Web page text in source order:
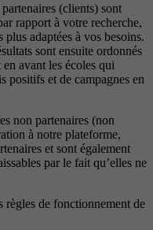
(clients) sont
rapport à votre recherche,
adaptées à vos besoins.
sont ensuite ordonnés
avant les écoles qui
positifs et de campagnes en
non partenaires (non
à notre plateforme,
et sont également
par le fait qu’elles ne
règles de fonctionnement de